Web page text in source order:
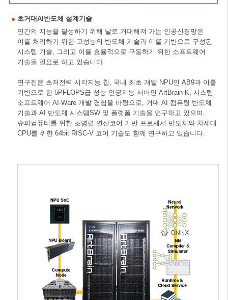
초거대AI반도체 설계기술
인간의 지능을 달성하기 위해 날로 거대해져 가는 인공신경망은
이를 처리하기 위한 고성능의 반도체 기술과 이를 기반으로 구성된
시스템 기술, 그리고 이를 효율적으로 구동하기 위한 소프트웨어
기술을 필요로 하고 있습니다.
연구진은 초저전력 시각지능 칩, 국내 최초 개발 NPU인 AB9과 이를
기반으로 한 5PFLOPS급 성능 인공지능 서버인 ArtBrain-K, 시스템
소프트웨어 AI-Ware 개발 경험을 바탕으로, 거대 AI 컴퓨팅 반도체
기술과 AI 반도체 시스템SW 및 플랫폼 기술을 연구하고 있으며,
슈퍼컴퓨터를 위한 초병렬 연산코어 기반 프로세서 반도체와 차세대
CPU를 위한 64bit RISC-V 코어 기술도 함께 연구하고 있습니다.